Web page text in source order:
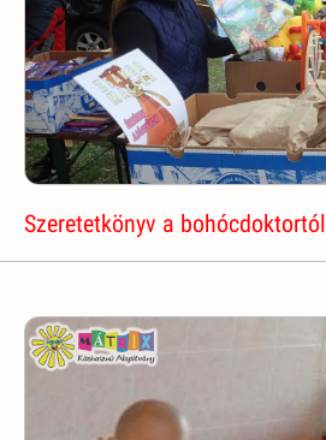
Szeretetkönyv a bohócdoktortól